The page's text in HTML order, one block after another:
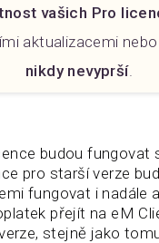
vašich Pro
aktualizacemi
nikdy nevyprší.
budou fungovat
pro starší verze
fungovat i nadále
přejít na eM
stejně jako